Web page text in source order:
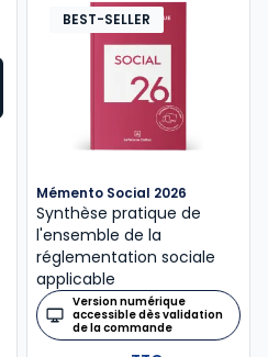
BEST-SELLER
Mémento Social 2026
Synthèse pratique de
l'ensemble de la
réglementation sociale
applicable
Version numérique
accessible dès validation
de la commande